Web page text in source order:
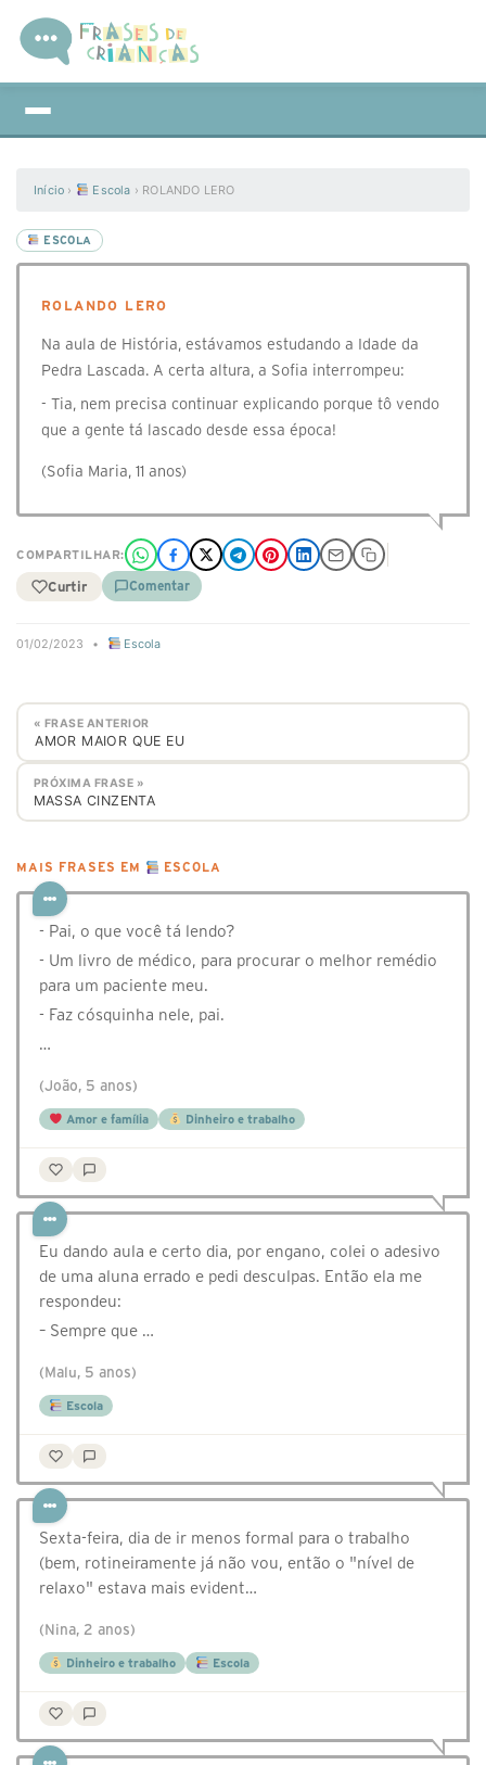
Início › Escola › ROLANDO LERO
ESCOLA
ROLANDO LERO
Na aula de História, estávamos estudando a Idade da
Pedra Lascada. A certa altura, a Sofia interrompeu:
- Tia, nem precisa continuar explicando porque tô vendo
que a gente tá lascado desde essa época!
(Sofia Maria, 11 anos)
COMPARTILHAR:
Curtir Comentar
01/02/2023 • Escola
« FRASE ANTERIOR
⁣⁣⁣⁣AMOR MAIOR QUE EU
PRÓXIMA FRASE »
MASSA CINZENTA
MAIS FRASES EM ESCOLA
- Pai, o que você tá lendo?
- Um livro de médico, para procurar o melhor remédio
para um paciente meu.
- Faz cósquinha nele, pai.
…
(João, 5 anos)
Amor e família Dinheiro e trabalho
Eu dando aula e certo dia, por engano, colei o adesivo
de uma aluna errado e pedi desculpas. Então ela me
respondeu:
– Sempre que …
(Malu, 5 anos)
Escola
Sexta-feira, dia de ir menos formal para o trabalho
(bem, rotineiramente já não vou, então o "nível de
relaxo" estava mais evident…
(Nina, 2 anos)
Dinheiro e trabalho Escola